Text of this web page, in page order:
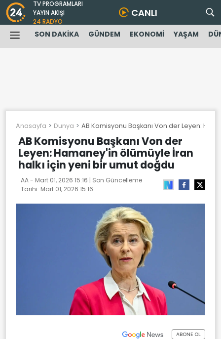
TV PROGRAMLARI
YAYIN AKIŞI
24 RADYO
CANLI
SON DAKİKA GÜNDEM EKONOMİ YAŞAM
Anasayfa Dunya AB Komisyonu Başkanı Von der Leyen:
AB Komisyonu Başkanı Von der
Leyen: Hamaney'in ölümüyle İran
halkı için yeni bir umut doğdu
AA - Mart 01, 2026 15:16 | Son Güncelleme
Tarihi: Mart 01, 2026 15:16
ABONE OL